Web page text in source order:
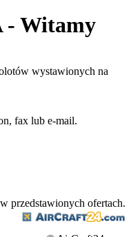
- Witamy
wystawionych na
fax lub e-mail.
przedstawionych ofertach.